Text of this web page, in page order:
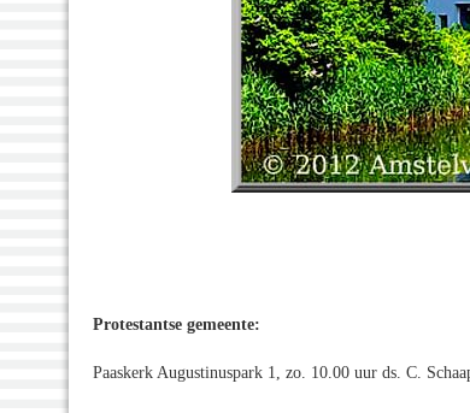
Protestantse gemeente:
Paaskerk Augustinuspark 1, zo. 10.00 uur ds. C.